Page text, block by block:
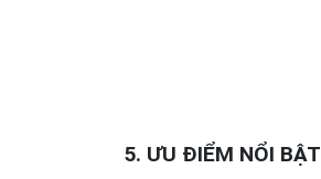
5. ƯU ĐIỂM NỔI BẬT